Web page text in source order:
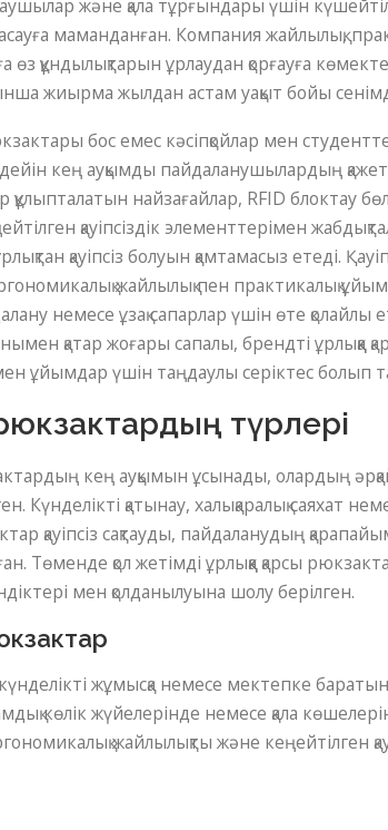
және қала тұрғындары үшін
маманданған. Компания жайлылық,
құндылықтарын ұрлаудан қорғауға
жиырма жылдан астам уақыт бойы
бос емес кәсіпқойлар мен
кең ауқымды пайдаланушылардың
найзағайлар, RFID блоктау
қауіпсіздік элементтерімен
қауіпсіз болуын қамтамасыз етеді.
жайлылық пен практикалық
немесе ұзақ сапарлар үшін өте
қатар жоғары сапалы, брендті ұрлыққа
ұйымдар үшін таңдаулы серіктес болып
рюкзактардың түрлері
кең ауқымын ұсынады, олардың
Күнделікті қатынау, халықаралық саяхат
​​қауіпсіз сақтауды, пайдаланудың
Төменде қол жетімді ұрлыққа қарсы
мен қолданылуына шолу берілген.
​​күнделікті жұмысқа немесе мектепке
көлік жүйелерінде немесе қала
жайлылықты және кеңейтілген